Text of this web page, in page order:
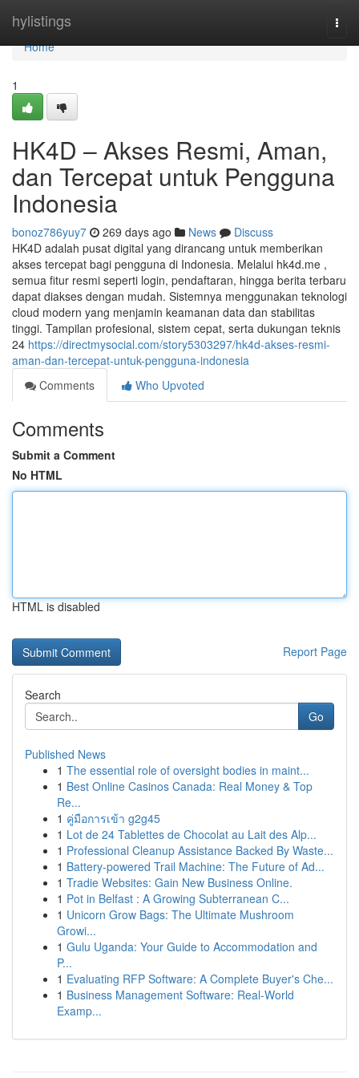
hylistings
Home
Home
1
HK4D – Akses Resmi, Aman,
dan Tercepat untuk Pengguna
Indonesia
bonoz786yuy7 269 days ago News
Discuss
HK4D adalah pusat digital yang dirancang untuk memberikan
akses tercepat bagi pengguna di Indonesia. Melalui hk4d.me ,
semua fitur resmi seperti login, pendaftaran, hingga berita terbaru
dapat diakses dengan mudah. Sistemnya menggunakan teknologi
cloud modern yang menjamin keamanan data dan stabilitas
tinggi. Tampilan profesional, sistem cepat, serta dukungan teknis
24 https://directmysocial.com/story5303297/hk4d-akses-resmi-
aman-dan-tercepat-untuk-pengguna-indonesia
Comments
Who Upvoted
Comments
Submit a Comment
No HTML
HTML is disabled
Report Page
Search
Go
Published News
1 The essential role of oversight bodies in maint...
1 Best Online Casinos Canada: Real Money & Top
Re...
1 คู่มือการเข้า g2g45
1 Lot de 24 Tablettes de Chocolat au Lait des Alp...
1 Professional Cleanup Assistance Backed By Waste...
1 Battery-powered Trail Machine: The Future of Ad...
1 Tradie Websites: Gain New Business Online.
1 Pot in Belfast : A Growing Subterranean C...
1 Unicorn Grow Bags: The Ultimate Mushroom
Growi...
1 Gulu Uganda: Your Guide to Accommodation and
P...
1 Evaluating RFP Software: A Complete Buyer's Che...
1 Business Management Software: Real-World
Examp...